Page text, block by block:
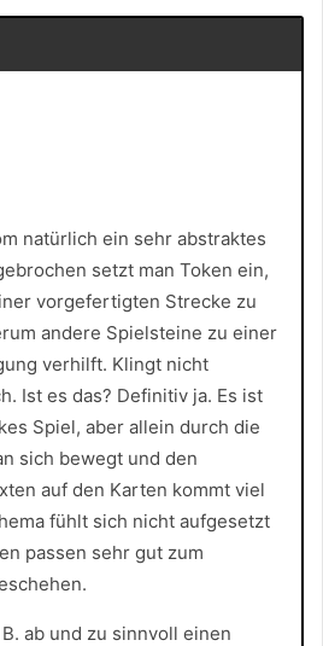
natürlich ein sehr abstraktes
setzt man Token ein,
vorgefertigten Strecke zu
andere Spielsteine zu einer
verhilft. Klingt nicht
Ist es das? Definitiv ja. Es ist
Spiel, aber allein durch die
sich bewegt und den
auf den Karten kommt viel
fühlt sich nicht aufgesetzt
passen sehr gut zum
ab und zu sinnvoll einen